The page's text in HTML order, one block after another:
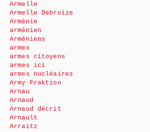
Armelle
Armelle Debroize
Arménie
arménien
Arméniens
armes
armes citoyens
armes ici
armes nucléaires
Army Fraktion
Arnau
Arnaud
Arnaud décrit
Arnault
Arraitz